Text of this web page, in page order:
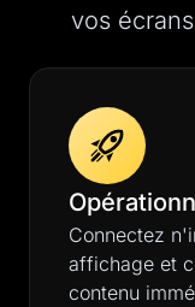
vos
Connectez
affichage et
contenu